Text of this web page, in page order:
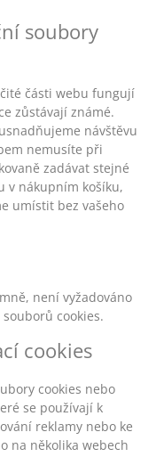
soubory
části webu fungují
zůstávají známé.
návštěvu
nemusíte při
zadávat stejné
v nákupním košíku,
umístit bez vašeho
není vyžadováno
cookies.
cookies
cookies nebo
se používají k
reklamy nebo ke
na několika webech